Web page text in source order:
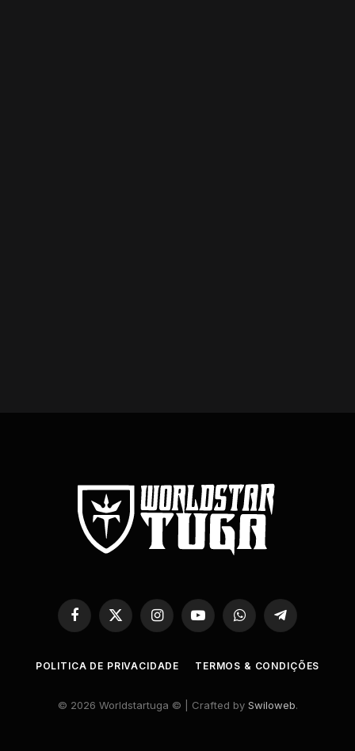
Facebook
X
(Twitter)
InstagramYouTubeWhatsAppTelegram
POLITICA DE PRIVACIDADE TERMOS & CONDIÇÕES
© 2026 Worldstartuga © | Crafted by Swiloweb.